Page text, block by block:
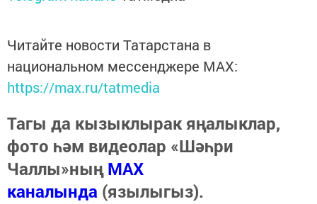
Читайте новости Татарстана в
национальном мессенджере MАХ:
https://max.ru/tatmedia
Тагы да кызыклырак яңалыклар,
фото һәм видеолар «Шәһри
Чаллы»ныңMAX
каналында (язылыгыз).